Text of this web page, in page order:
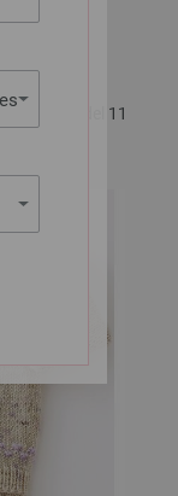
(DK) | Model 11